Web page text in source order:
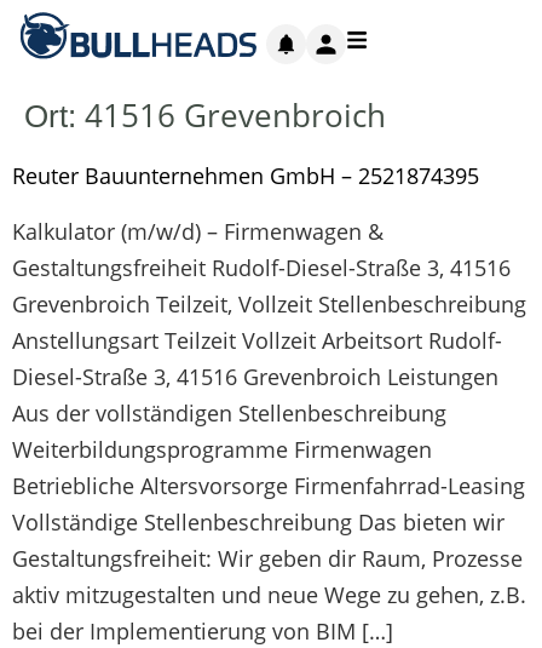
Ort: 41516 Grevenbroich
Reuter Bauunternehmen GmbH – 2521874395
Kalkulator (m/w/d) – Firmenwagen &
Gestaltungsfreiheit Rudolf-Diesel-Straße 3, 41516
Grevenbroich Teilzeit, Vollzeit Stellenbeschreibung
Anstellungsart Teilzeit Vollzeit Arbeitsort Rudolf-
Diesel-Straße 3, 41516 Grevenbroich Leistungen
Aus der vollständigen Stellenbeschreibung
Weiterbildungsprogramme Firmenwagen
Betriebliche Altersvorsorge Firmenfahrrad-Leasing
Vollständige Stellenbeschreibung Das bieten wir
Gestaltungsfreiheit: Wir geben dir Raum, Prozesse
aktiv mitzugestalten und neue Wege zu gehen, z.B.
bei der Implementierung von BIM […]